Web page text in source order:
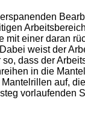
einer daran
weist der
dass der
in die
auf,